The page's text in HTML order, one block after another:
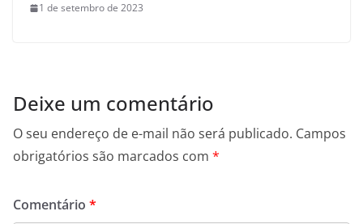
1 de setembro de 2023
Deixe um comentário
O seu endereço de e-mail não será publicado. Campos
obrigatórios são marcados com *
Comentário *